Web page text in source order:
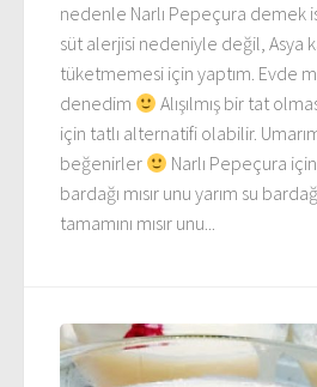
nedenle Narlı Pepeçura demek
süt alerjisi nedeniyle değil, Asya
tüketmemesi için yaptım. Evde
denedim
Alışılmış bir tat
için tatlı alternatifi olabilir.
beğenirler
Narlı Pepeçura
bardağı mısır unu yarım su
tamamını mısır unu...